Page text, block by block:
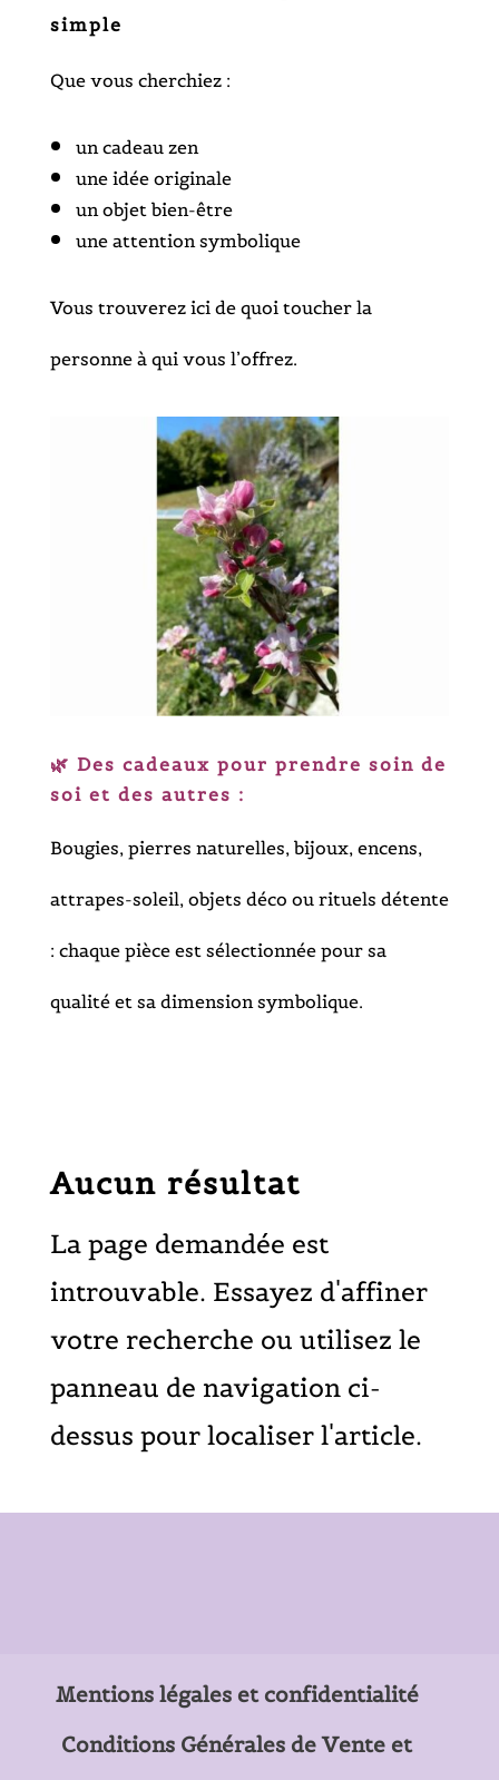
simple
Que vous cherchiez :
un cadeau zen
une idée originale
un objet bien-être
une attention symbolique
Vous trouverez ici de quoi toucher la
personne à qui vous l’offrez.
🌿 Des cadeaux pour prendre soin de
soi et des autres :
Bougies, pierres naturelles, bijoux, encens,
attrapes-soleil, objets déco ou rituels détente
: chaque pièce est sélectionnée pour sa
qualité et sa dimension symbolique.
Aucun résultat
La page demandée est
introuvable. Essayez d'affiner
votre recherche ou utilisez le
panneau de navigation ci-
dessus pour localiser l'article.
Mentions légales et confidentialité
Conditions Générales de Vente et